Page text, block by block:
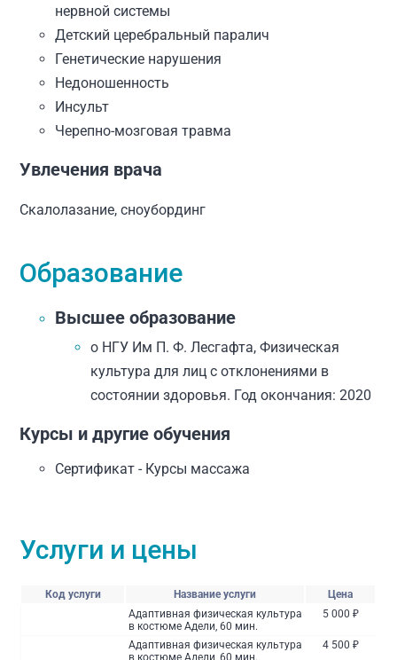
нервной системы
Детский церебральный паралич
Генетические нарушения
Недоношенность
Инсульт
Черепно-мозговая травма
Увлечения врача
Скалолазание, сноубординг
Образование
Высшее образование
o НГУ Им П. Ф. Лесгафта, Физическая
культура для лиц с отклонениями в
состоянии здоровья. Год окончания: 2020
Курсы и другие обучения
Сертификат - Курсы массажа
Услуги и цены
Код услуги Название услуги
Цена
Адаптивная физическая культура
в костюме Адели, 60 мин.
5 000 ₽
Адаптивная физическая культура
в костюме Адели, 60 мин.
4 500 ₽